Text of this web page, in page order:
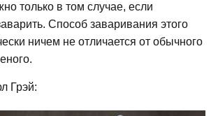
только в том случае, если
Способ заваривания этого
ничем не отличается от обычного
Грэй: